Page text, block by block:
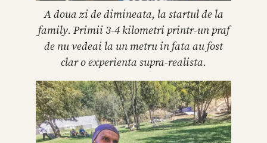
A doua zi de dimineata, la startul de la
family. Primii 3-4 kilometri printr-un praf
de nu vedeai la un metru in fata au fost
clar o experienta supra-realista.